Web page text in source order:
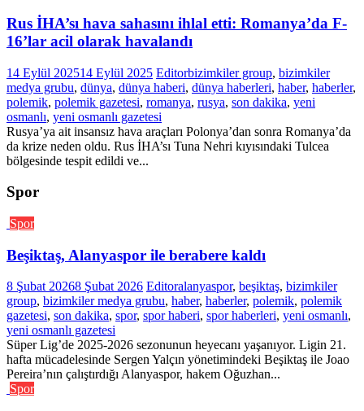
Rus İHA’sı hava sahasını ihlal etti: Romanya’da F-
16’lar acil olarak havalandı
14 Eylül 202514 Eylül 2025 Editorbizimkiler group, bizimkiler
medya grubu, dünya, dünya haberi, dünya haberleri, haber, haberler,
polemik, polemik gazetesi, romanya, rusya, son dakika, yeni
osmanlı, yeni osmanlı gazetesi
Rusya’ya ait insansız hava araçları Polonya’dan sonra Romanya’da
da krize neden oldu. Rus İHA’sı Tuna Nehri kıyısındaki Tulcea
bölgesinde tespit edildi ve...
Spor
Spor
Beşiktaş, Alanyaspor ile berabere kaldı
8 Şubat 20268 Şubat 2026 Editoralanyaspor, beşiktaş, bizimkiler
group, bizimkiler medya grubu, haber, haberler, polemik, polemik
gazetesi, son dakika, spor, spor haberi, spor haberleri, yeni osmanlı,
yeni osmanlı gazetesi
Süper Lig’de 2025-2026 sezonunun heyecanı yaşanıyor. Ligin 21.
hafta mücadelesinde Sergen Yalçın yönetimindeki Beşiktaş ile Joao
Pereira’nın çalıştırdığı Alanyaspor, hakem Oğuzhan...
Spor